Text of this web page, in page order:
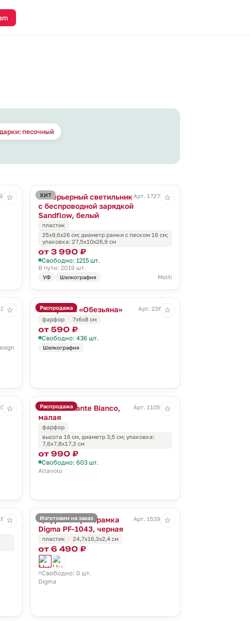
песочный
☆ ХИТ
Интерьерный светильник
с беспроводной зарядкой
Sandflow, белый
Арт. 17279.60
пластик
25x9,6x26 см; диаметр рамки с песком 16 см;
упаковка: 27,5x10x26,9 см
от 3 990 ₽
Свободно: 1215 шт.
В пути: 2019 шт.
УФ Шелкография Molti
☆
☆ Распродажа
Статуэтка «Обезьяна»
Арт. 236167
фарфор
7х6х8 см
от 590 ₽
Свободно: 436 шт.
Шелкография
☆
☆ Распродажа
Ваза Diamante Bianco,
малая
Арт. 11052.60
фарфор
высота 16 см, диаметр 3,5 см; упаковка:
7,6x7,8x17,3 см
от 990 ₽
Свободно: 603 шт.
Altavolo
☆
☆ Изготовим на заказ
Цифровая фоторамка
Digma PF-1043, черная
Арт. 15391.30
пластик 24,7х16,3х2,4 см
от 6 490 ₽
Свободно: 0 шт.
Digma
☆